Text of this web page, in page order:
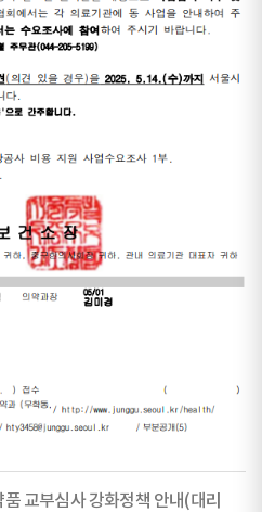
교부심사 강화정책 안내(대리